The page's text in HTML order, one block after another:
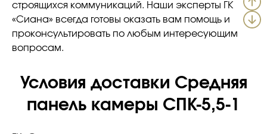
строящихся коммуникаций. Наши эксперты ГК
«Сиана» всегда готовы оказать вам помощь и
проконсультировать по любым интересующим
вопросам.
Условия доставки Средняя
панель камеры СПК-5,5-1